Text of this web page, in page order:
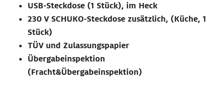
USB-Steckdose (1 Stück), im Heck
230 V SCHUKO-Steckdose zusätzlich, (Küche, 1
Stück)
TÜV und Zulassungspapier
Übergabeinspektion
(Fracht&Übergabeinspektion)